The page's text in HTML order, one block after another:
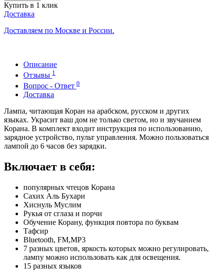
Купить в 1 клик
Доставка
Доставляем по Москве и России.
Описание
Отзывы 1
Вопрос - Ответ 0
Доставка
Лампа, читающая Коран на арабском, русском и других
языках. Украсит ваш дом не только светом, но и звучанием
Корана. В комплект входит инструкция по использованию,
зарядное устройство, пульт управления. Можно пользоваться
лампой до 6 часов без зарядки.
Включает в себя:
популярных чтецов Корана
Сахих Аль Бухари
Хиснуль Муслим
Рукья от сглаза и порчи
Обучение Корану, функция повтора по буквам
Тафсир
Bluetooth, FM,MP3
7 разных цветов, яркость которых можно регулировать,
лампу можно использовать как для освещения.
15 разных языков